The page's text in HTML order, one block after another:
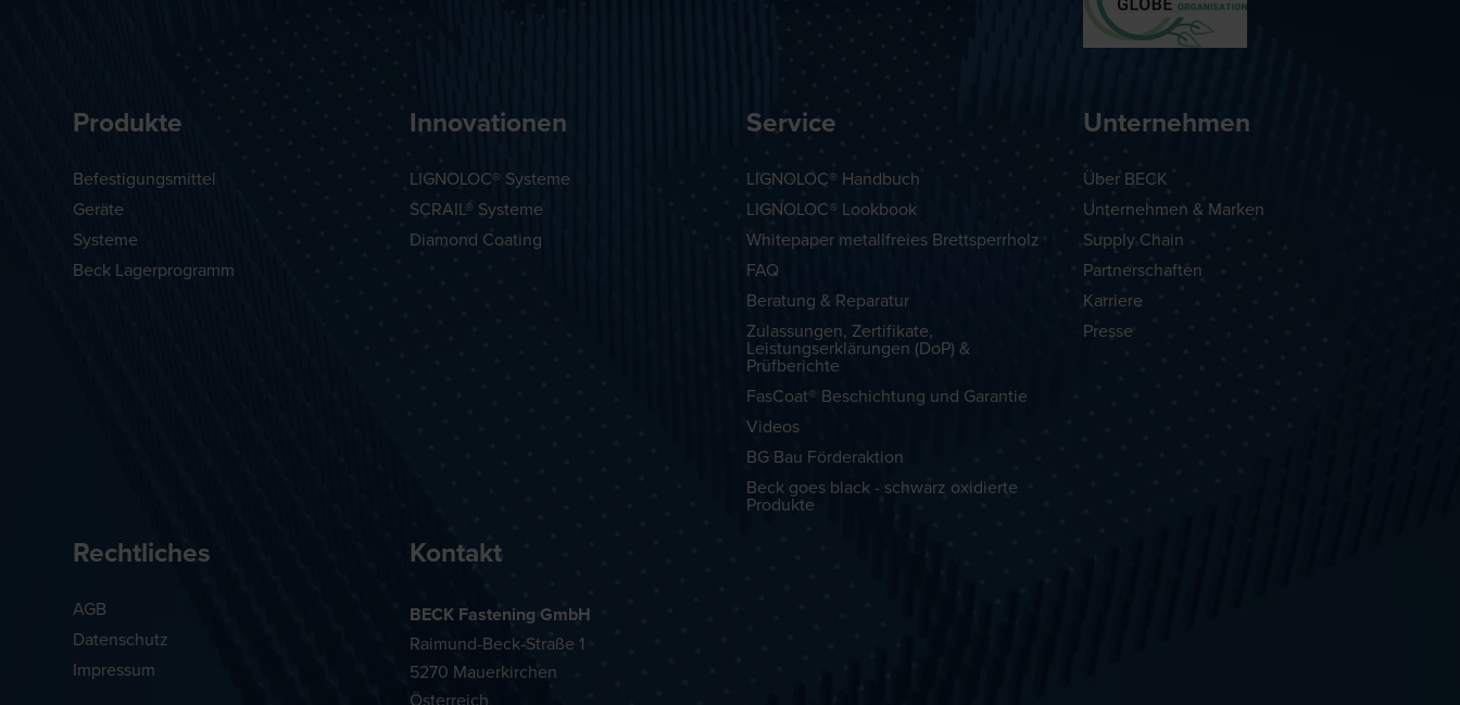
Produkte
Befestigungsmittel
Geräte
Systeme
Beck Lagerprogramm
Innovationen
LIGNOLOC® Systeme
SCRAIL® Systeme
Diamond Coating
Service
LIGNOLOC® Handbuch
LIGNOLOC® Lookbook
Whitepaper metallfreies Brettsperrholz
FAQ
Beratung & Reparatur
Zulassungen, Zertifikate,
Leistungserklärungen (DoP) &
Prüfberichte
FasCoat® Beschichtung und Garantie
Videos
BG Bau Förderaktion
Beck goes black - schwarz oxidierte
Produkte
Unternehmen
Über BECK
Unternehmen & Marken
Supply Chain
Partnerschaften
Karriere
Presse
Rechtliches
AGB
Datenschutz
Impressum
Kontakt
BECK Fastening GmbH
Raimund-Beck-Straße 1
5270 Mauerkirchen
Österreich